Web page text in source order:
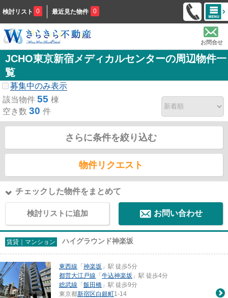
検討リスト 0 最近見た物件 0
お問合せ
JCHO東京新宿メディカルセンターの周辺物件一
覧
募集中のみ表示
該当物件 55 棟
空き数 30 件
さらに条件を絞り込む
物件リクエスト
チェックした物件をまとめて
検討リストに追加 お問い合わせ
賃貸｜マンション ハイグラウンド神楽坂
東西線 「 神楽坂 」駅 徒歩5分
都営大江戸線 「 牛込神楽坂 」駅 徒歩4分
総武線 「 飯田橋 」駅 徒歩9分
東京都新宿区白銀町1-14